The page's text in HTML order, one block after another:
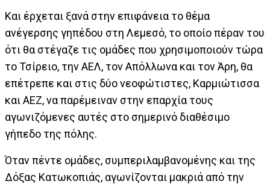
Και έρχεται ξανά στην επιφάνεια το θέμα
ανέγερσης γηπέδου στη Λεμεσό, το οποίο πέραν του
ότι θα στέγαζε τις ομάδες που χρησιμοποιούν τώρα
το Τσίρειο, την ΑΕΛ, τον Απόλλωνα και τον Άρη, θα
επέτρεπε και στις δύο νεοφώτιστες, Καρμιώτισσα
και ΑΕΖ, να παρέμειναν στην επαρχία τους
αγωνιζόμενες αυτές στο σημερινό διαθέσιμο
γήπεδο της πόλης.
Όταν πέντε ομάδες, συμπεριλαμβανομένης και της
Δόξας Κατωκοπιάς, αγωνίζονται μακριά από την